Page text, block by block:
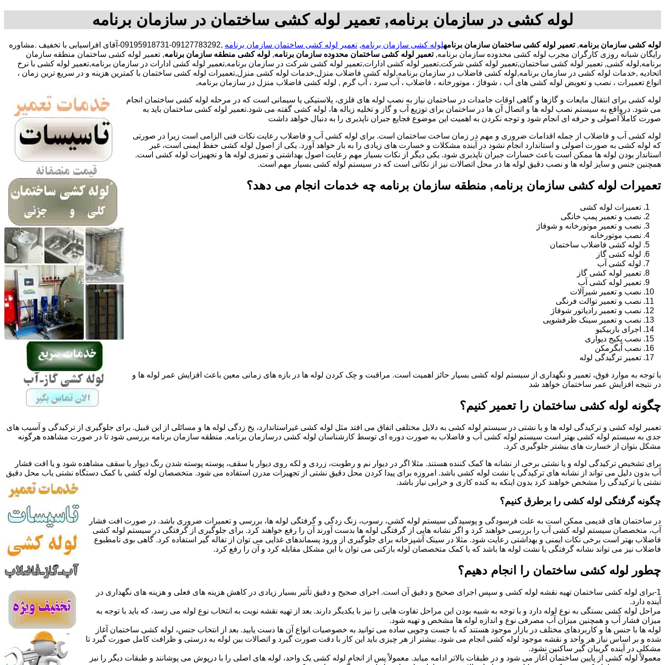
لوله کشی در سازمان برنامه, تعمیر لوله کشی ساختمان در سازمان برنامه
لوله کشی سازمان برنامه,تعمیر لوله کشی ساختمان سازمان برنامهلوله کشی سازمان برنامه, تعمیر لوله کشی ساختمان سازمان برنامه
,09127783292-09195918731-آقای افراسیابی با تخفیف .مشاوره
رایگان شبانه روزی کارگران مجرب لوله کشی محدوده سازمان برنامه,تعمیر لوله کشی ساختمان محدوده سازمان برنامه, لوله کشی منطقه سازمان برنامه, تعمیر لوله کشی ساختمان منطقه سازمان
برنامه,لوله کشی, تعمیر لوله کشی ساختمان,تعمیر لوله کشی شرکت,تعمیر لوله کشی ادارات,تعمیر لوله کشی شرکت در سازمان برنامه,تعمیر لوله کشی ادارات در سازمان برنامه,تعمیر لوله کشی با نرخ
اتحادیه ,خدمات لوله کشی در سازمان برنامه,لوله کشی فاضلاب در سازمان برنامه,لوله کشی فاضلاب منزل,خدمات لوله کشی منزل,تعمیرات لوله کشی ساختمان با کمترین هزینه و در سریع ترین زمان ،
انواع تعمیرات ، نصب و تعویض لوله کشی های آب ، شوفاژ ، موتورخانه ، فاضلاب ، آب سرد ، آب گرم , لوله کشی فاضلاب منزل در سازمان برنامه,
لوله کشی برای انتقال مایعات و گازها و گاهی اوقات جامدات در ساختمان نیاز به نصب لوله های فلزی، پلاستیکی یا سیمانی است که در مرحله لوله کشی ساختمان انجام
می شود. درواقع به سیستم نصب لوله ها و اتصال آن ها در ساختمان برای توزیع آب و گاز و تخلیه زباله ها، لوله کشی گفته می شود.تعمیر لوله کشی ساختمان باید به
صورت کاملاً اصولی و حرفه ای انجام شود و توجه نکردن به اهمیت این موضوع فجایع جبران ناپذیری را به دنبال خواهد داشت
لوله کشی آب و فاضلاب از جمله اقدامات ضروری و مهم در زمان ساخت ساختمان است. برای لوله کشی آب و فاضلاب رعایت نکات فنی الزامی است زیرا در صورتی
که لوله کشی به صورت اصولی و استاندارد انجام نشود در آینده مشکلات و خسارت های زیادی را به بار خواهد آورد. یکی از اصول لوله کشی حفظ ایمنی است، غیر
استاندار بودن لوله ها ممکن است باعث خسارات جبران ناپذیری شود. یکی دیگر از نکات بسیار مهم رعایت اصول بهداشتی و تمیزی لوله ها و تجهیزات لوله کشی است.
همچنین جنس و سایز لوله ها و نصب دقیق لوله ها در محل اتصالات نیز از نکاتی است که در سیستم لوله کشی بسیار مهم است.
تعمیرات لوله کشی سازمان برنامه, منطقه سازمان برنامه چه خدمات انجام می دهد؟
تعمیرات لوله کشی
نصب و تعمیر پمپ خانگی
نصب و تعمیر موتورخانه و شوفاژ
نصب موتورخانه
لوله کشی فاضلاب ساختمان
لوله کشی گاز
لوله کشی آب
تعمیر لوله کشی گاز
تعمیر لوله کشی آب
نصب و تعمیر شیرآلات
نصب و تعمیر توالت فرنگی
نصب و تعمیر رادیاتور شوفاژ
نصب و تعمیر سینک ظرفشویی
اجرای باربیکیو
نصب پکیج دیواری
نصب آبگرمکن
تعمیر ترگیدگی لوله
با توجه به موارد فوق، تعمیر و نگهداری از سیستم لوله کشی بسیار حائز اهمیت است. مراقبت و چک کردن لوله ها در بازه های زمانی معین باعث افزایش عمر لوله ها و
در نتیجه افزایش عمر ساختمان خواهد شد
چگونه لوله کشی ساختمان را تعمیر کنیم؟
تعمیر لوله کشی و ترکیدگی لوله ها و یا نشتی در سیستم لوله کشی به دلایل مختلفی اتفاق می افتد مثل لوله کشی غیراستاندارد، یخ زدگی لوله ها و مسائلی از این قبیل. برای جلوگیری از ترکیدگی و آسیب های
جدی به سیستم لوله کشی بهتر است سیستم لوله کشی آب و فاضلاب به صورت دوره ای توسط کارشناسان لوله کشی درسازمان برنامه, منطقه سازمان برنامه بررسی شود تا در صورت مشاهده هرگونه
مشکل بتوان از خسارت های بیشتر جلوگیری کرد.
برای تشخیص ترکیدگی لوله و یا نشتی برخی از نشانه ها کمک کننده هستند. مثلا اگر در دیوار نم و رطوبت، زردی و لکه روی دیوار یا سقف، پوسته پوسته شدن رنگ دیوار یا سقف مشاهده شود و یا افت فشار
آب بدون دلیل می تواند از نشانه های ترکیدگی یا نشت لوله کشی باشد. امروزه برای پیدا کردن محل دقیق نشتی از تجهیزات مدرن استفاده می شود. متخصصان لوله کشی با کمک دستگاه نشتی یاب محل دقیق
نشتی یا ترکیدگی را مشخص خواهند کرد بدون اینکه به کنده کاری و خرابی نیاز باشد.
چگونه گرفتگی لوله کشی را برطرق کنیم؟
در ساختمان های قدیمی ممکن است به علت فرسودگی و پوسیدگی سیستم لوله کشی، رسوب، زنگ زدگی و گرفتگی لوله ها، بررسی و تعمیرات ضروری باشد. در صورت افت فشار
آب، متخصصان سیستم لوله کشی آب را بررسی خواهند کرد و اگر نشانه هایی از گرفتگی لوله ها بدست آورند آن را رفع خواهند کرد. برای جلوگیری از گرفتگی در سیستم لوله کشی
فاضلاب بهتر است برخی نکات ایمنی و بهداشتی رعایت شود. مثلا در سینک آشپزخانه برای جلوگیری از ورود پسماندهای غذایی می توان از تفاله گیر استفاده کرد. گاهی بوی نامطبوع
فاضلاب نیز می تواند نشانه گرفتگی یا نشت لوله ها باشد که با کمک متخصصان لوله بازکنی می توان با این مشکل مقابله کرد و آن را رفع کرد.
چطور لوله کشی ساختمان را انجام دهیم؟
1-برای لوله کشی ساختمان تهیه نقشه لوله کشی و سپس اجرای صحیح و دقیق آن است. اجرای صحیح و دقیق تأثیر بسیار زیادی در کاهش هزینه های فعلی و هزینه های نگهداری در
آینده دارد.
مراحل لوله کشی بستگی به نوع لوله دارد و با توجه به شبیه بودن این مراحل تفاوت هایی را نیز با یکدیگر دارند. بعد از تهیه نقشه نوبت به انتخاب نوع لوله می رسد، که باید با توجه به
میزان فشار آب و همچنین میزان آب مصرفی نوع و اندازه لوله ها مشخص و تهیه شود.
لوله ها با جنس ها و کاربردهای مختلف در بازار موجود هستند که با جست وجویی ساده می توانید به خصوصیات انواع آن ها دست یابید. بعد از انتخاب جنس، لوله کشی ساختمان آغاز
شده و بر اساس نیاز هر واحد و نقشه موجود لوله کشی انجام می شود. بیشتر از هر چیزی باید این کار با دقت صورت گیرد و اتصالات بین لوله به درستی و ظرافت کامل صورت گیرد تا
مشکلی در آینده گریبان گیر ساکنین نشود.
معمولاً لوله کشی از پایین ساختمان آغاز می شود و در طبقات بالاتر ادامه میابد. معمولاً پس از انجام لوله کشی یک واحد، لوله های اصلی را با درپوش می پوشانند و طبقات دیگر را نیز